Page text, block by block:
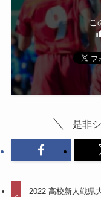
こ
是非
2022 高校新人戦県